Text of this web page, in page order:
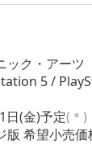
ック・アーツ
5 /
日(金)予定(＊)
版 希望小売